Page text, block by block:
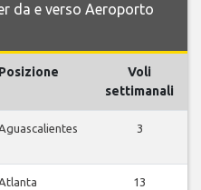
da e verso Aeroporto
Posizione
Voli
settimanali
3
13